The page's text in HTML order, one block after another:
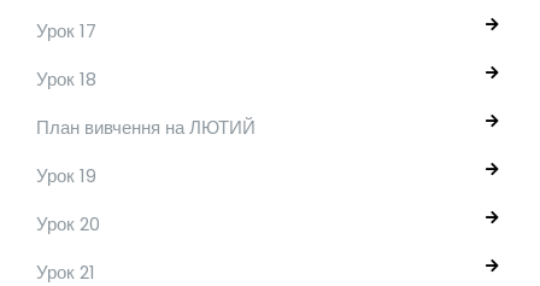
Урок 17
Урок 18
План вивчення на ЛЮТИЙ
Урок 19
Урок 20
Урок 21